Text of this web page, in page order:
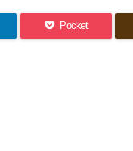
Pocket